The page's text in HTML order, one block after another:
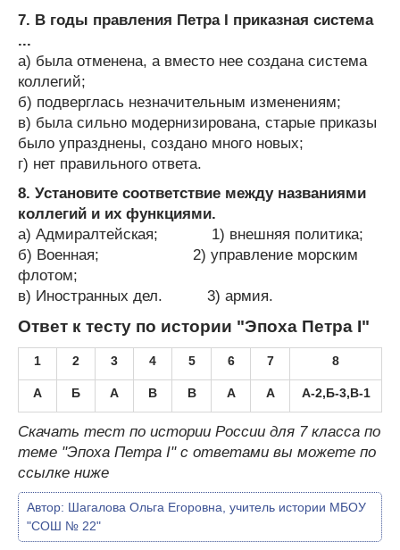
7. В годы правления Петра I приказная система
...
а) была отменена, а вместо нее создана система
коллегий;
б) подверглась незначительным изменениям;
в) была сильно модернизирована, старые приказы
было упразднены, создано много новых;
г) нет правильного ответа.
8. Установите соответствие между названиями
коллегий и их функциями.
а) Адмиралтейская; 1) внешняя политика;
б) Военная; 2) управление морским
флотом;
в) Иностранных дел. 3) армия.
Ответ к тесту по истории "Эпоха Петра I"
1 2 3 4 5 6 7 8
А Б А В В А А А-2,Б-3,В-1
Скачать тест по истории России для 7 класса по
теме "Эпоха Петра I" с ответами вы можете по
ссылке ниже
Автор: Шагалова Ольга Егоровна, учитель истории МБОУ
"СОШ № 22"